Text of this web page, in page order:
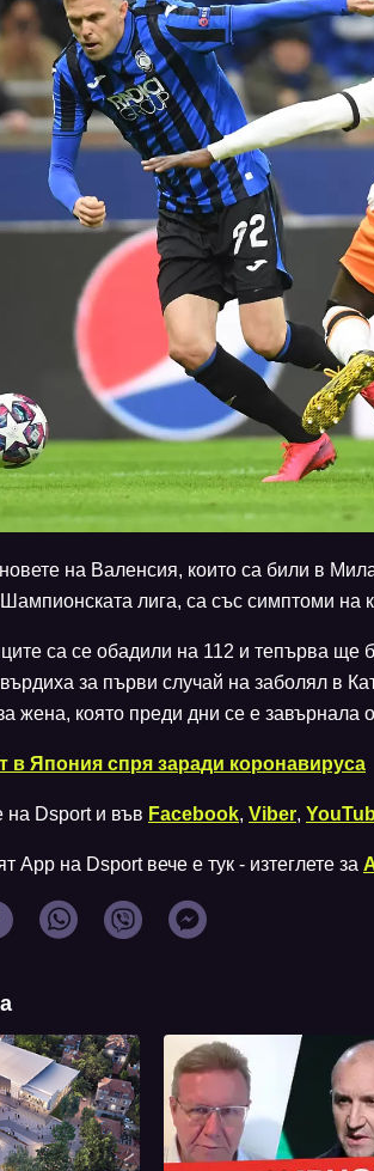
на Валенсия, които са били в
лига, са със симптоми на
са се обадили на 112 и тепърва ще
за първи случай на заболял в
жена, която преди дни се е завърнала
в Япония спря заради коронавируса
на Dsport и във Facebook, Viber,
Аpp на Dsport вече е тук - изтеглете за